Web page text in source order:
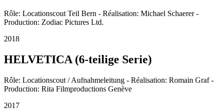
Rôle: Locationscout Teil Bern - Réalisation: Michael Schaerer -
Production: Zodiac Pictures Ltd.
2018
HELVETICA (6-teilige Serie)
Rôle: Locationscout / Aufnahmeleitung - Réalisation: Romain Graf -
Production: Rita Filmproductions Genève
2017